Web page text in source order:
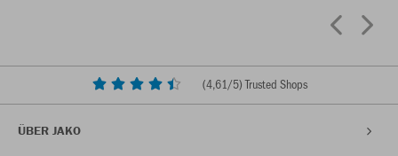
(4,61/5) Trusted Shops
ÜBER JAKO